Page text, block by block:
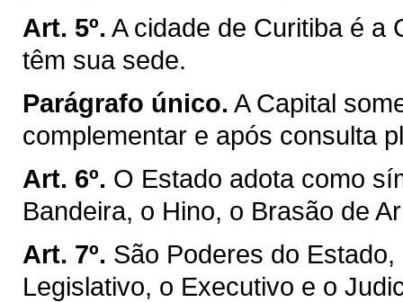
Art. 5º. A cidade de Curitiba é a
têm sua sede.
Parágrafo único. A Capital
complementar e após consulta
Art. 6º. O Estado adota como
Bandeira, o Hino, o Brasão de
Art. 7º. São Poderes do
Legislativo, o Executivo e o